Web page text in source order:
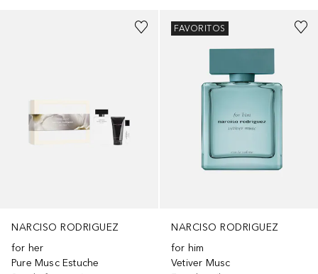
NARCISO RODRIGUEZ
for her
Pure Musc Estuche
NARCISO RODRIGUEZ
for him
Vetiver Musc
FAVORITOS